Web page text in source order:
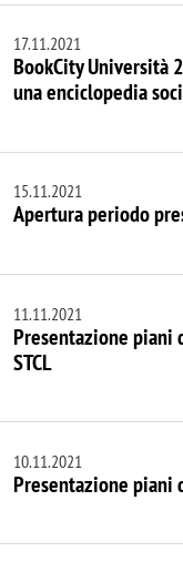
17.11.2021
BookCity Università
una enciclopedia
15.11.2021
Apertura periodo
11.11.2021
Presentazione piani
STCL
10.11.2021
Presentazione piani